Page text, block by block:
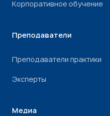
Корпоративное обучение
Преподаватели
Преподаватели практики
Эксперты
Медиа